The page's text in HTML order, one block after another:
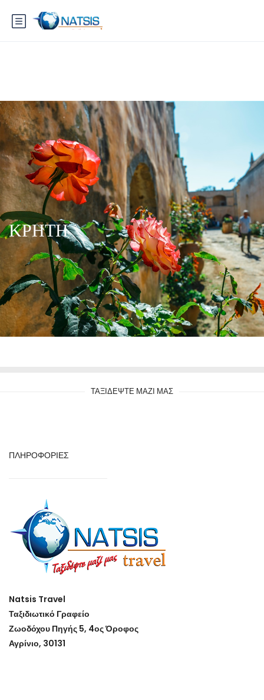
ΚΡΗΤΗ
ΤΑΞΙΔΕΨΤΕ ΜΑΖΙ ΜΑΣ
ΠΛΗΡΟΦΟΡΙΕΣ
Natsis Travel
Ταξιδιωτικό Γραφείο
Ζωοδόχου Πηγής 5, 4ος Όροφος
Αγρίνιο, 30131